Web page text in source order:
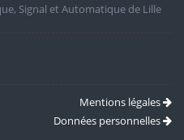
Signal et Automatique de Lille
Mentions légales
Données personnelles